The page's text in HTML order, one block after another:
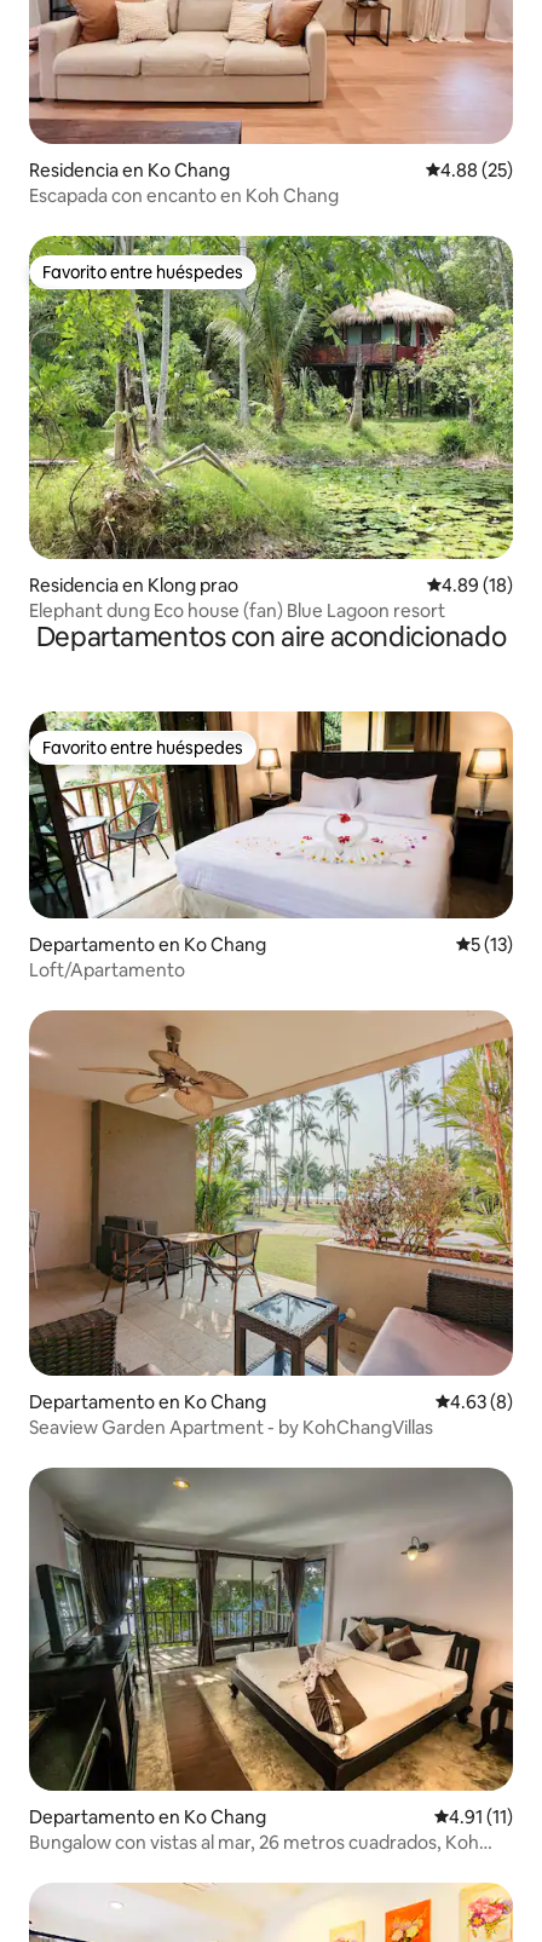
Residencia en Ko Chang Calificación
4.88 (25)
Escapada con encanto en Koh Chang
Favorito entre huéspedes
Favorito entre huéspedes
Residencia en Klong prao Calificación
4.89 (18)
Elephant dung Eco house (fan) Blue Lagoon resort
Departamentos con aire acondicionado
Favorito entre huéspedes
Favorito entre huéspedes
Departamento en Ko Chang
5 (13)
Loft/Apartamento
Departamento en Ko Chang Calificación
4.63 (8)
Seaview Garden Apartment - by KohChangVillas
Departamento en Ko Chang Calificación
4.91 (11)
Bungalow con vistas al mar, 26 metros cuadrados, Koh